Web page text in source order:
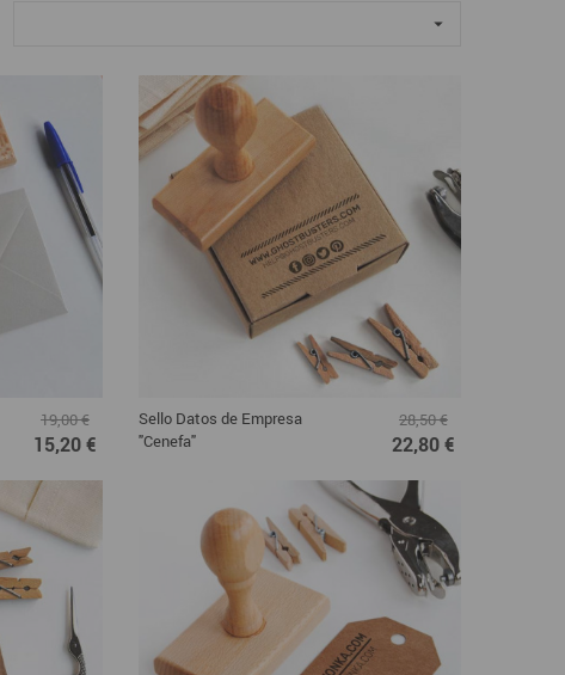

19,00 €
15,20 €
Sello Datos de Empresa
"Cenefa"
28,50 €
22,80 €